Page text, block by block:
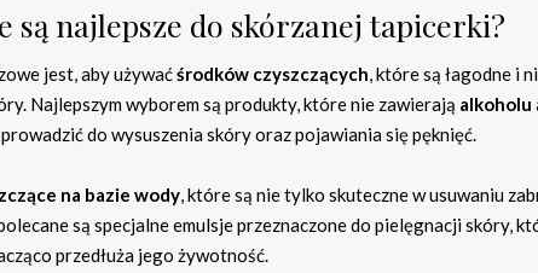
są najlepsze do skórzanej tapicerki?
jest, aby używaćśrodków czyszczących, które są łagodne i
Najlepszym wyborem są produkty, które nie zawierają alkoholu
do wysuszenia skóry oraz pojawiania się pęknięć.
na bazie wody, które są nie tylko skuteczne w usuwaniu
są specjalne emulsje przeznaczone do pielęgnacji skóry,
przedłuża jego żywotność.